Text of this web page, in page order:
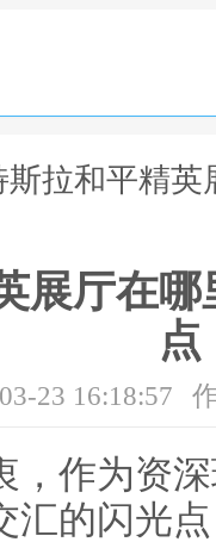
斯拉和平精
展厅在
点
23 16:18:57
，作为资
汇的闪光